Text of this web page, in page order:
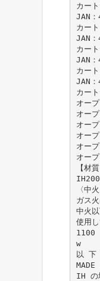
カー
JAN
カー
JAN
カー
JAN
カー
JAN
カー
オー
オー
オー
オー
オー
オー
【材
〈中火
ガス
中火
使用し
1100
w
以 下
IH の